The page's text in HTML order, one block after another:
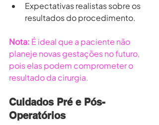
Expectativas realistas sobre os
resultados do procedimento.
Nota: É ideal que a paciente não
planeje novas gestações no futuro,
pois elas podem comprometer o
resultado da cirurgia.
Cuidados Pré e Pós-
Operatórios